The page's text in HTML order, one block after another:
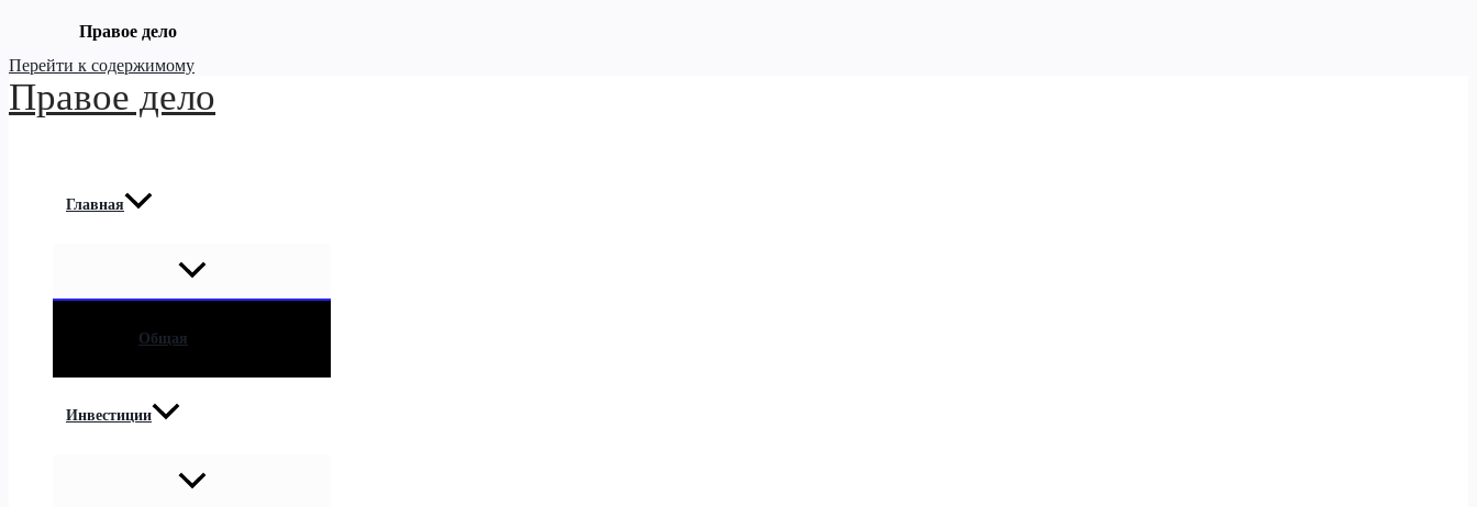
Правое дело
Перейти к содержимому
Правое дело
Главная
Общая
Инвестиции